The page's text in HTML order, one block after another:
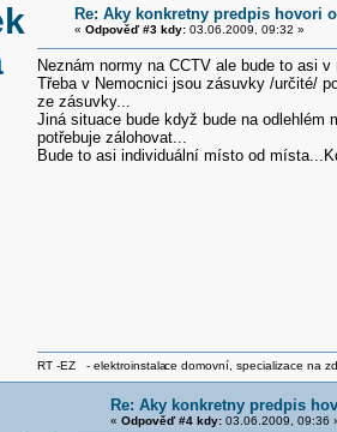
Re: Aky konkretny predpis hovori
« Odpověď #3 kdy:03.06.2009, 09:32 »
Neznám normy na CCTV ale bude to asi
Třeba v Nemocnici jsou zásuvky /určité/
ze zásuvky...
Jiná situace bude když bude na odlehlém
potřebuje zálohovat...
Bude to asi individuální místo od
RT -EZ - elektroinstalace domovní, specializace na
Re: Aky konkretny predpis
« Odpověď #4 kdy:03.06.2009, 09:36